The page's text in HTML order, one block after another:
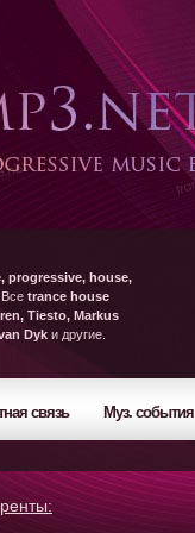
progressive, house,
Все trance house
Tiesto, Markus
Dyk и другие.
связь Муз. события